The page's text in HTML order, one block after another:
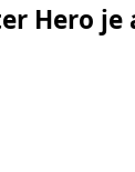
Hero